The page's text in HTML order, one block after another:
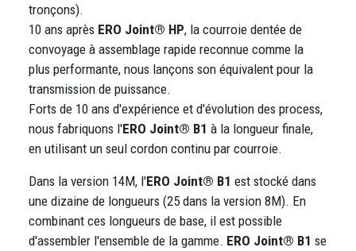
tronçons).
10 ans après ERO Joint® HP, la courroie dentée de
convoyage à assemblage rapide reconnue comme la
plus performante, nous lançons son équivalent pour la
transmission de puissance.
Forts de 10 ans d'expérience et d'évolution des process,
nous fabriquons l'ERO Joint® B1 à la longueur finale,
en utilisant un seul cordon continu par courroie.
Dans la version 14M, l'ERO Joint® B1 est stocké dans
une dizaine de longueurs (25 dans la version 8M). En
combinant ces longueurs de base, il est possible
d'assembler l'ensemble de la gamme. ERO Joint® B1 se